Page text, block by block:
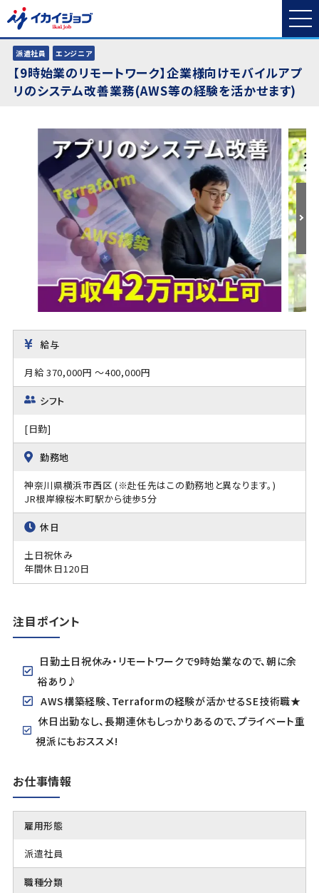
派遣社員 エンジニア
【9時始業のリモートワーク】企業様向けモバイルアプ
リのシステム改善業務(AWS等の経験を活かせます)
給与
月給 370,000円 ～400,000円
シフト
[日勤]
勤務地
神奈川県横浜市西区 (※赴任先はこの勤務地と異なります。)
JR根岸線桜木町駅から徒歩5分
休日
土日祝休み
年間休日120日
注目ポイント
日勤土日祝休み・リモートワークで9時始業なので、朝に余
裕あり♪
AWS構築経験、Terraformの経験が活かせるSE技術職★
休日出勤なし、長期連休もしっかりあるので、プライベート重
視派にもおススメ!
お仕事情報
雇用形態
派遣社員
職種分類